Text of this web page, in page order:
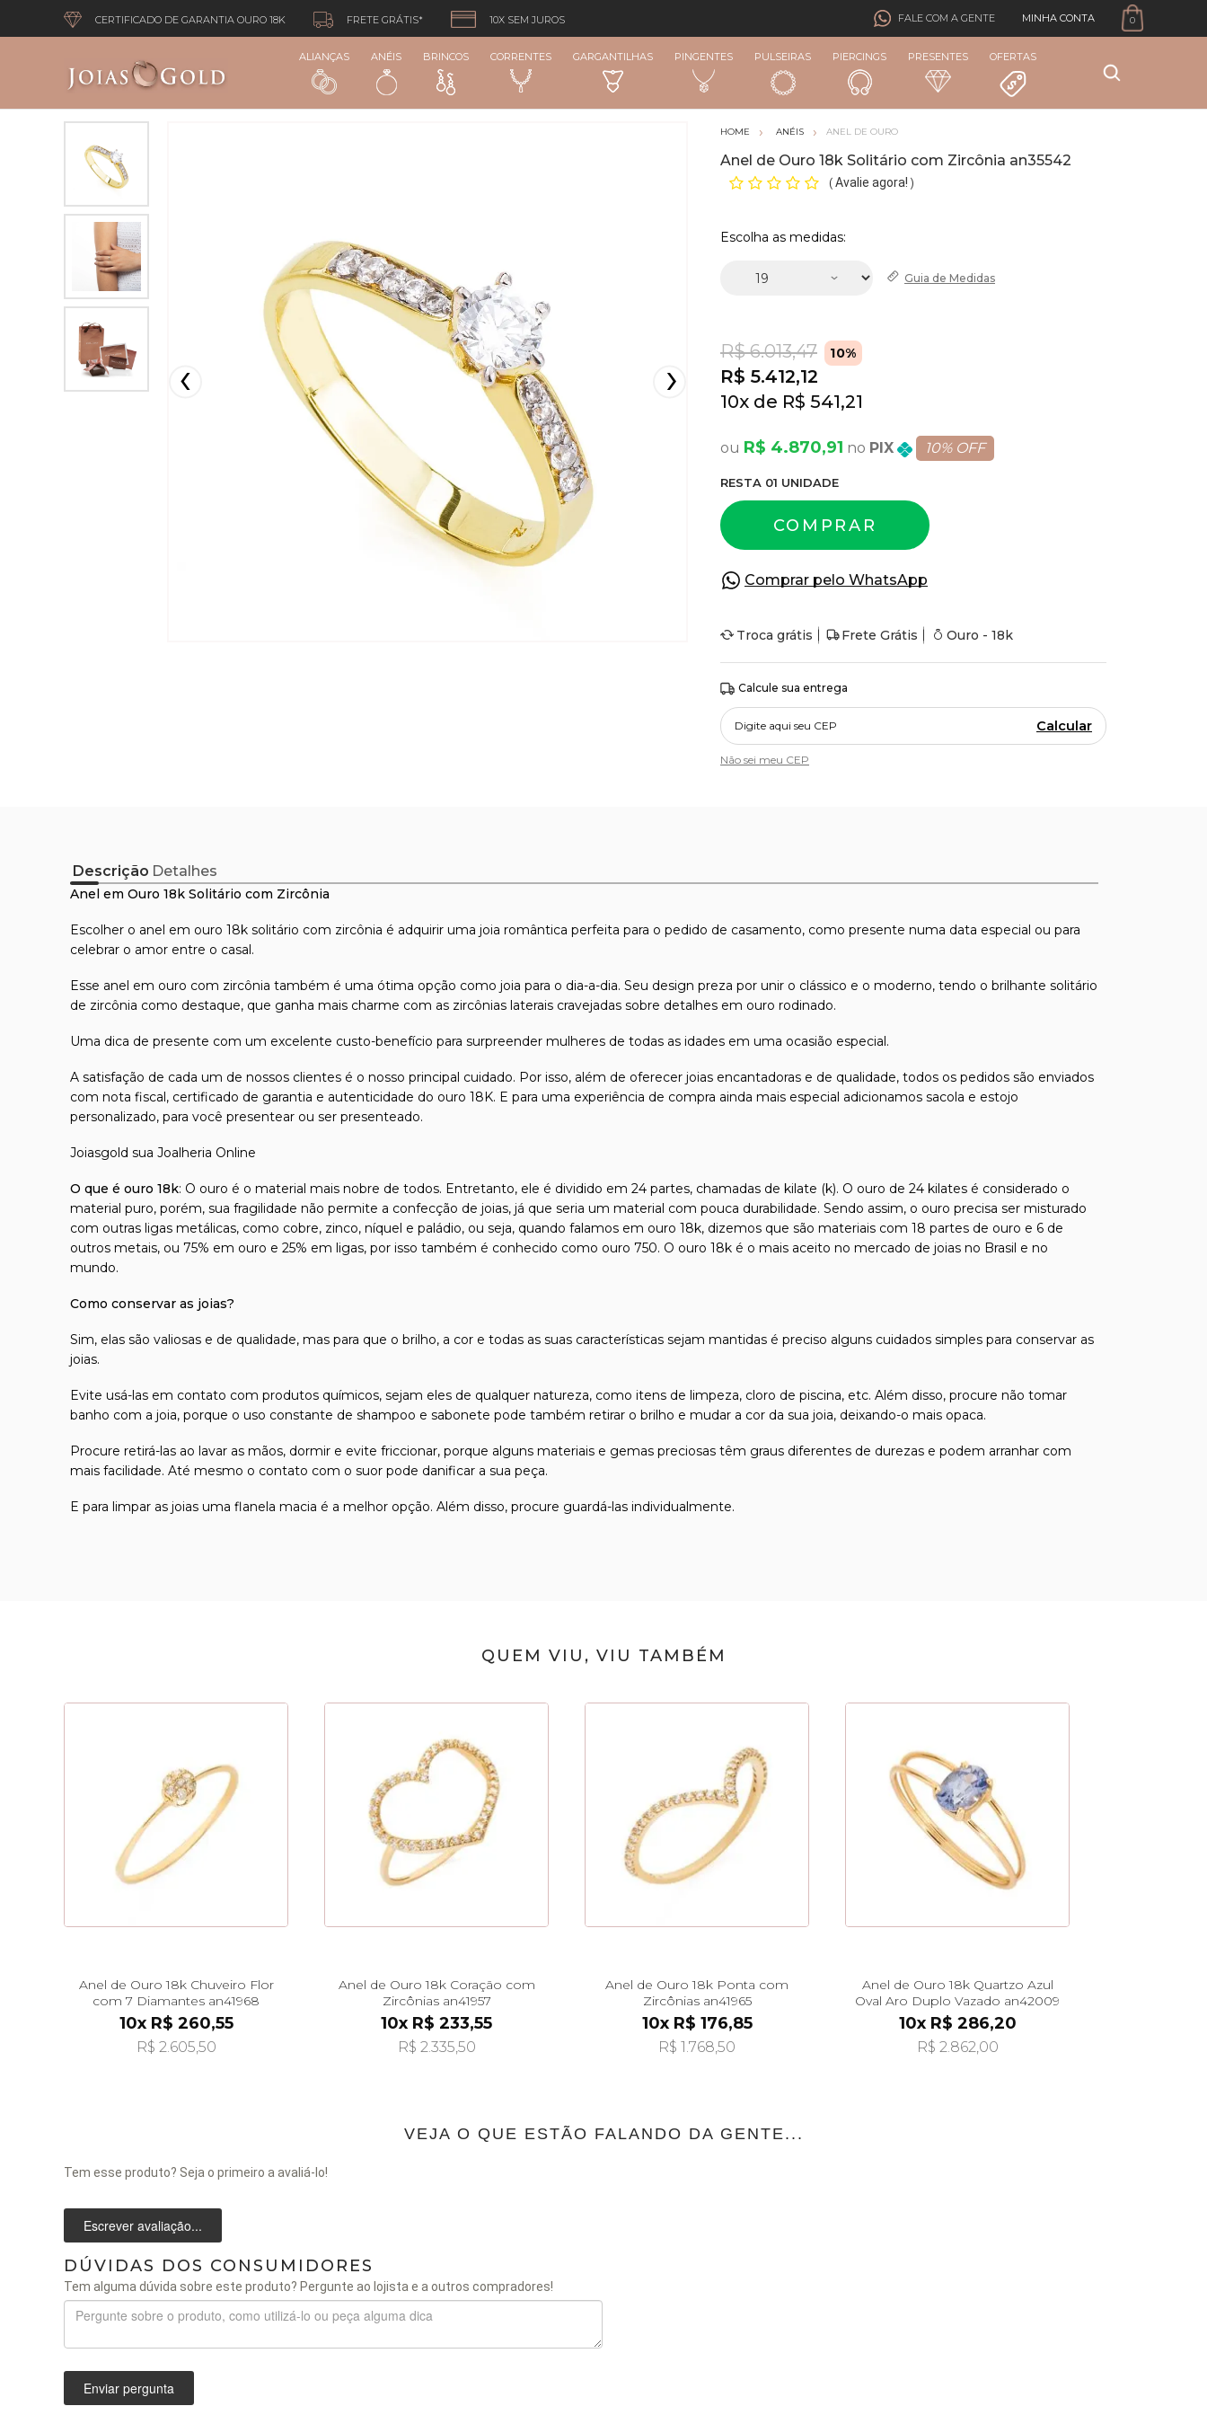
CERTIFICADO DE GARANTIA OURO 18K FRETE GRÁTIS* 10X SEM JUROS FALE COM A GENTE MINHA CONTA 0
ALIANÇAS ANÉIS BRINCOS CORRENTES GARGANTILHAS PINGENTES PULSEIRAS PIERCINGS PRESENTES OFERTAS
ANÉIS ANEL DE OURO
Anel de Ouro 18k Solitário com Zircônia an35542
( Avalie agora! )
Escolha as medidas:
Guia de Medidas
R$ 6.013,47 10%
R$ 5.412,12
10x R$ 541,21
R$ 4.870,91 PIX 10% OFF
RESTA 01 UNIDADE
COMPRAR
Comprar pelo WhatsApp
Troca grátis Frete Grátis Ouro - 18k
Calcule sua entrega
Calcular
Não sei meu CEP
Descrição Detalhes
Anel em Ouro 18k Solitário com Zircônia
Escolher o anel em ouro 18k solitário com zircônia é adquirir uma joia romântica perfeita para o pedido de casamento, como presente numa data especial ou para
celebrar o amor entre o casal.
Esse anel em ouro com zircônia também é uma ótima opção como joia para o dia-a-dia. Seu design preza por unir o clássico e o moderno, tendo o brilhante solitário
de zircônia como destaque, que ganha mais charme com as zircônias laterais cravejadas sobre detalhes em ouro rodinado.
Uma dica de presente com um excelente custo-benefício para surpreender mulheres de todas as idades em uma ocasião especial.
A satisfação de cada um de nossos clientes é o nosso principal cuidado. Por isso, além de oferecer joias encantadoras e de qualidade, todos os pedidos são enviados
com nota fiscal, certificado de garantia e autenticidade do ouro 18K. E para uma experiência de compra ainda mais especial adicionamos sacola e estojo
personalizado, para você presentear ou ser presenteado.
Joiasgold sua Joalheria Online
O que é ouro 18k: O ouro é o material mais nobre de todos. Entretanto, ele é dividido em 24 partes, chamadas de kilate (k). O ouro de 24 kilates é considerado o
material puro, porém, sua fragilidade não permite a confecção de joias, já que seria um material com pouca durabilidade. Sendo assim, o ouro precisa ser misturado
com outras ligas metálicas, como cobre, zinco, níquel e paládio, ou seja, quando falamos em ouro 18k, dizemos que são materiais com 18 partes de ouro e 6 de
outros metais, ou 75% em ouro e 25% em ligas, por isso também é conhecido como ouro 750. O ouro 18k é o mais aceito no mercado de joias no Brasil e no
mundo.
Como conservar as joias?
Sim, elas são valiosas e de qualidade, mas para que o brilho, a cor e todas as suas características sejam mantidas é preciso alguns cuidados simples para conservar as
joias.
Evite usá-las em contato com produtos químicos, sejam eles de qualquer natureza, como itens de limpeza, cloro de piscina, etc. Além disso, procure não tomar
banho com a joia, porque o uso constante de shampoo e sabonete pode também retirar o brilho e mudar a cor da sua joia, deixando-o mais opaca.
Procure retirá-las ao lavar as mãos, dormir e evite friccionar, porque alguns materiais e gemas preciosas têm graus diferentes de durezas e podem arranhar com
mais facilidade. Até mesmo o contato com o suor pode danificar a sua peça.
E para limpar as joias uma flanela macia é a melhor opção. Além disso, procure guardá-las individualmente.
QUEM VIU, VIU TAMBÉM
Anel de Ouro 18k Chuveiro Flor
com 7 Diamantes an41968
10x R$ 260,55
R$ 2.605,50
Anel de Ouro 18k Coração com
Zircônias an41957
10x R$ 233,55
R$ 2.335,50
Anel de Ouro 18k Ponta com
Zircônias an41965
10x R$ 176,85
R$ 1.768,50
Anel de Ouro 18k Quartzo Azul
Oval Aro Duplo Vazado an42009
10x R$ 286,20
R$ 2.862,00
VEJA O QUE ESTÃO FALANDO DA GENTE...
Tem esse produto? Seja o primeiro a avaliá-lo!
Escrever avaliação...
DÚVIDAS DOS CONSUMIDORES
Tem alguma dúvida sobre este produto? Pergunte ao lojista e a outros compradores!
Enviar pergunta